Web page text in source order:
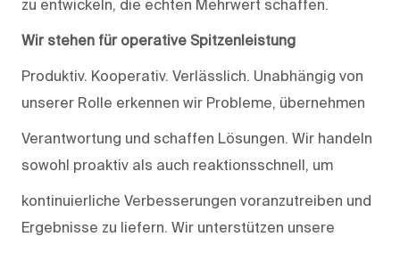
zu entwickeln, die echten Mehrwert schaffen.
Wir stehen für operative Spitzenleistung
Produktiv. Kooperativ. Verlässlich. Unabhängig von
unserer Rolle erkennen wir Probleme, übernehmen
Verantwortung und schaffen Lösungen. Wir handeln
sowohl proaktiv als auch reaktionsschnell, um
kontinuierliche Verbesserungen voranzutreiben und
Ergebnisse zu liefern. Wir unterstützen unsere